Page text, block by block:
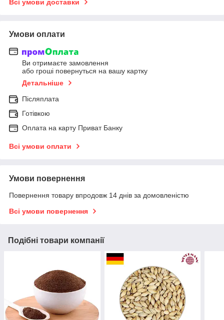
Всі умови доставки
Умови оплати
Ви отримаєте замовлення
або гроші повернуться на вашу картку
Детальніше
Післяплата
Готівкою
Оплата на карту Приват Банку
Всі умови оплати
Умови повернення
Повернення товару впродовж 14 днів за домовленістю
Всі умови повернення
Подібні товари компанії